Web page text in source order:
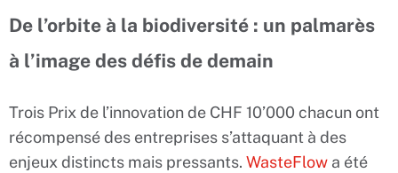
De l’orbite à la biodiversité : un palmarès
à l’image des défis de demain
Trois Prix de l’innovation de CHF 10’000 chacun ont
récompensé des entreprises s’attaquant à des
enjeux distincts mais pressants. WasteFlow a été